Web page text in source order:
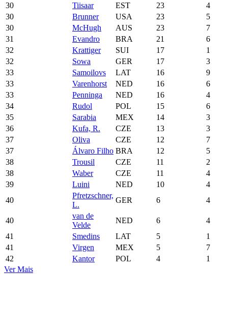
30
Tiisaar EST 23
4
30
Brunner USA 23
5
30
McHugh AUS 23
7
31
Evandro BRA 21
6
32
Krattiger SUI 17
1
32
Sowa GER 17
3
33
Samoilovs LAT 16
9
33
Varenhorst NED 16
6
33
Penninga NED 16
4
34
Rudol POL 15
6
35
Sarabia MEX 14
3
36
Kufa, R. CZE 13
3
37
Oliva CZE 12
7
37
Álvaro Filho BRA 12
5
38
Trousil CZE 11
2
38
Waber CZE 11
4
39
Luini NED 10
4
40
Pfretzschner,
L.
GER 6 4
40
van de
Velde
NED 6
4
41
Smedins LAT 5
1
41
Virgen MEX 5
7
42
Kantor POL 4
1
Ver Mais